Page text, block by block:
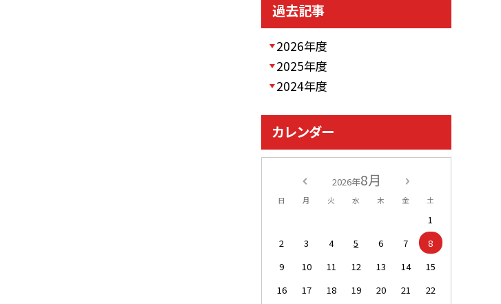
過去記事
2026年度
2025年度
2024年度
カレンダー
2026年8月
日 月 火 水 木 金 土
1
2
3 4 5 6 7
8
9
10 11 12 13 14
15
16
17 18 19 20 21 22